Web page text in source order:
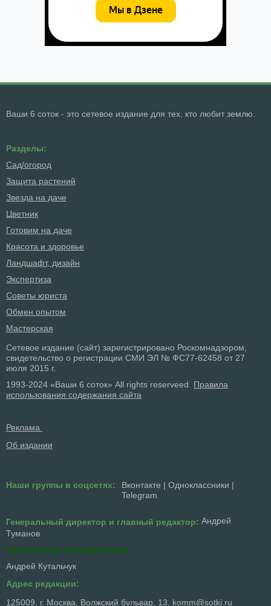
Ваши 6 соток - это сетевое издание для тех, кто любит землю.
Разделы:
Сад/огород
Защита растений
Звезда на даче
Цветник
Готовим на даче
Красота и здоровье
Ландшафт, дизайн
Экспертиза
Советы юриста
Обмен опытом
Мастерская
Сетевое издание (сайт) зарегистрировано Роскомнадзором,
свидетельство о регистрации СМИ ЭЛ № ФС77-62458 от 27
июля 2015 г.
1993-2024 «Ваши 6 соток» All rights reserveed. Правила
использования содержания сайта
Реклама
Об издании
Наши группы в соцсетях: Вконтакте | Одноклассники |
Telegram
Генеральный директор и главный редактор: Андрей
Туманов
Заместитель ген. директора
Андрей Кутальчук
Адрес редакции:
125009, г. Москва, Волжский бульвар, 13, komm@sotki.ru